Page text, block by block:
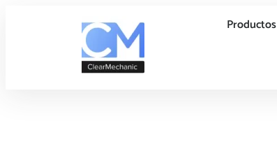
Productos